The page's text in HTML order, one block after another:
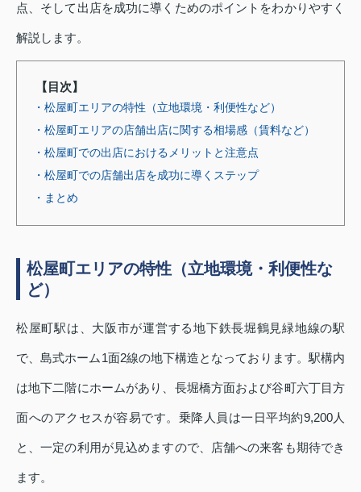
点、そして出店を成功に導くためのポイントをわかりやすく
解説します。
【目次】
・松屋町エリアの特性（立地環境・利便性など）
・松屋町エリアの店舗出店に関する相場感（賃料など）
・松屋町での出店におけるメリットと注意点
・松屋町での店舗出店を成功に導くステップ
・まとめ
松屋町エリアの特性（立地環境・利便性な
ど）
松屋町駅は、大阪市が運営する地下鉄長堀鶴見緑地線の駅
で、島式ホーム1面2線の地下構造となっております。駅構内
は地下二階にホームがあり、長堀橋方面および谷町六丁目方
面へのアクセスが容易です。乗降人員は一日平均約9,200人
と、一定の利用が見込めますので、店舗への来客も期待でき
ます。